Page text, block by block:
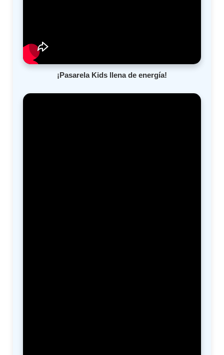
¡Pasarela Kids llena de energía!